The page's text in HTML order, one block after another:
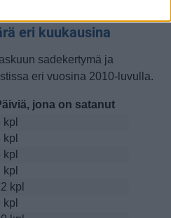
eri kuukausina
sadekertymä ja
eri vuosina 2010-luvulla.
jona on satanut
kpl
kpl
kpl
kpl
kpl
kpl